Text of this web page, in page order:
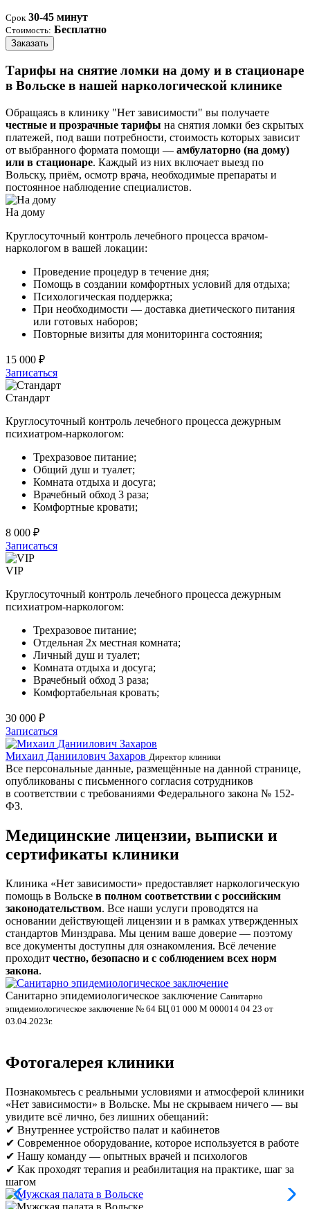
Срок 30-45 минут
Стоимость: Бесплатно
Заказать
Тарифы на снятие ломки на дому и в стационаре
в Вольске в нашей наркологической клинике
Обращаясь в клинику "Нет зависимости" вы получаете
честные и прозрачные тарифы на снятия ломки без скрытых
платежей, под ваши потребности, стоимость которых зависит
от выбранного формата помощи — амбулаторно (на дому)
или в стационаре. Каждый из них включает выезд по
Вольску, приём, осмотр врача, необходимые препараты и
постоянное наблюдение специалистов.
На дому
Круглосуточный контроль лечебного процесса врачом-
наркологом в вашей локации:
Проведение процедур в течение дня;
Помощь в создании комфортных условий для отдыха;
Психологическая поддержка;
При необходимости — доставка диетического питания
или готовых наборов;
Повторные визиты для мониторинга состояния;
15 000 ₽
Записаться
Стандарт
Круглосуточный контроль лечебного процесса дежурным
психиатром-наркологом:
Трехразовое питание;
Общий душ и туалет;
Комната отдыха и досуга;
Врачебный обход 3 раза;
Комфортные кровати;
8 000 ₽
Записаться
VIP
Круглосуточный контроль лечебного процесса дежурным
психиатром-наркологом:
Трехразовое питание;
Отдельная 2х местная комната;
Личный душ и туалет;
Комната отдыха и досуга;
Врачебный обход 3 раза;
Комфортабельная кровать;
30 000 ₽
Записаться
Михаил Даниилович Захаров Директор клиники
Все персональные данные, размещённые на данной странице,
опубликованы с письменного согласия сотрудников
в соответствии с требованиями Федерального закона № 152-
ФЗ.
Медицинские лицензии, выписки и
сертификаты клиники
Клиника «Нет зависимости» предоставляет наркологическую
помощь в Вольске в полном соответствии с российским
законодательством. Все наши услуги проводятся на
основании действующей лицензии и в рамках утвержденных
стандартов Минздрава. Мы ценим ваше доверие — поэтому
все документы доступны для ознакомления. Всё лечение
проходит честно, безопасно и с соблюдением всех норм
закона.
Санитарно эпидемиологическое заключение Санитарно
эпидемиологическое заключение № 64 БЦ 01 000 М 000014 04 23 от
03.04.2023г.
Фотогалерея клиники
Познакомьтесь с реальными условиями и атмосферой клиники
«Нет зависимости» в Вольске. Мы не скрываем ничего — вы
увидите всё лично, без лишних обещаний:
✔ Внутреннее устройство палат и кабинетов
✔ Современное оборудование, которое используется в работе
✔ Нашу команду — опытных врачей и психологов
✔ Как проходят терапия и реабилитация на практике, шаг за
шагом